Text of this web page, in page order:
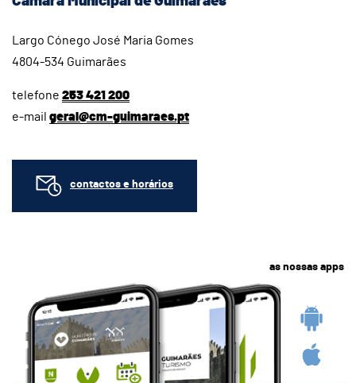
Largo Cónego José Maria Gomes
4804-534 Guimarães
telefone 253 421 200
e-mail geral@cm-guimaraes.pt
contactos e horários
as nossas apps